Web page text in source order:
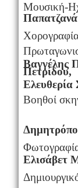
Μουσική-
Βαγγέλης
Πετρίδου,
Ελευθερία
Βοηθοί
Ελισάβετ